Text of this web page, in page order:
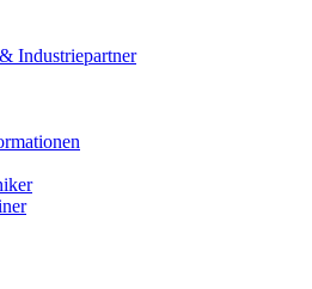
Industriepartner